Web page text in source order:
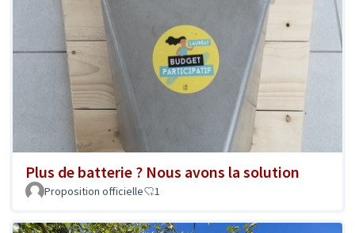
Plus de batterie ? Nous avons la solution
Proposition officielle 1